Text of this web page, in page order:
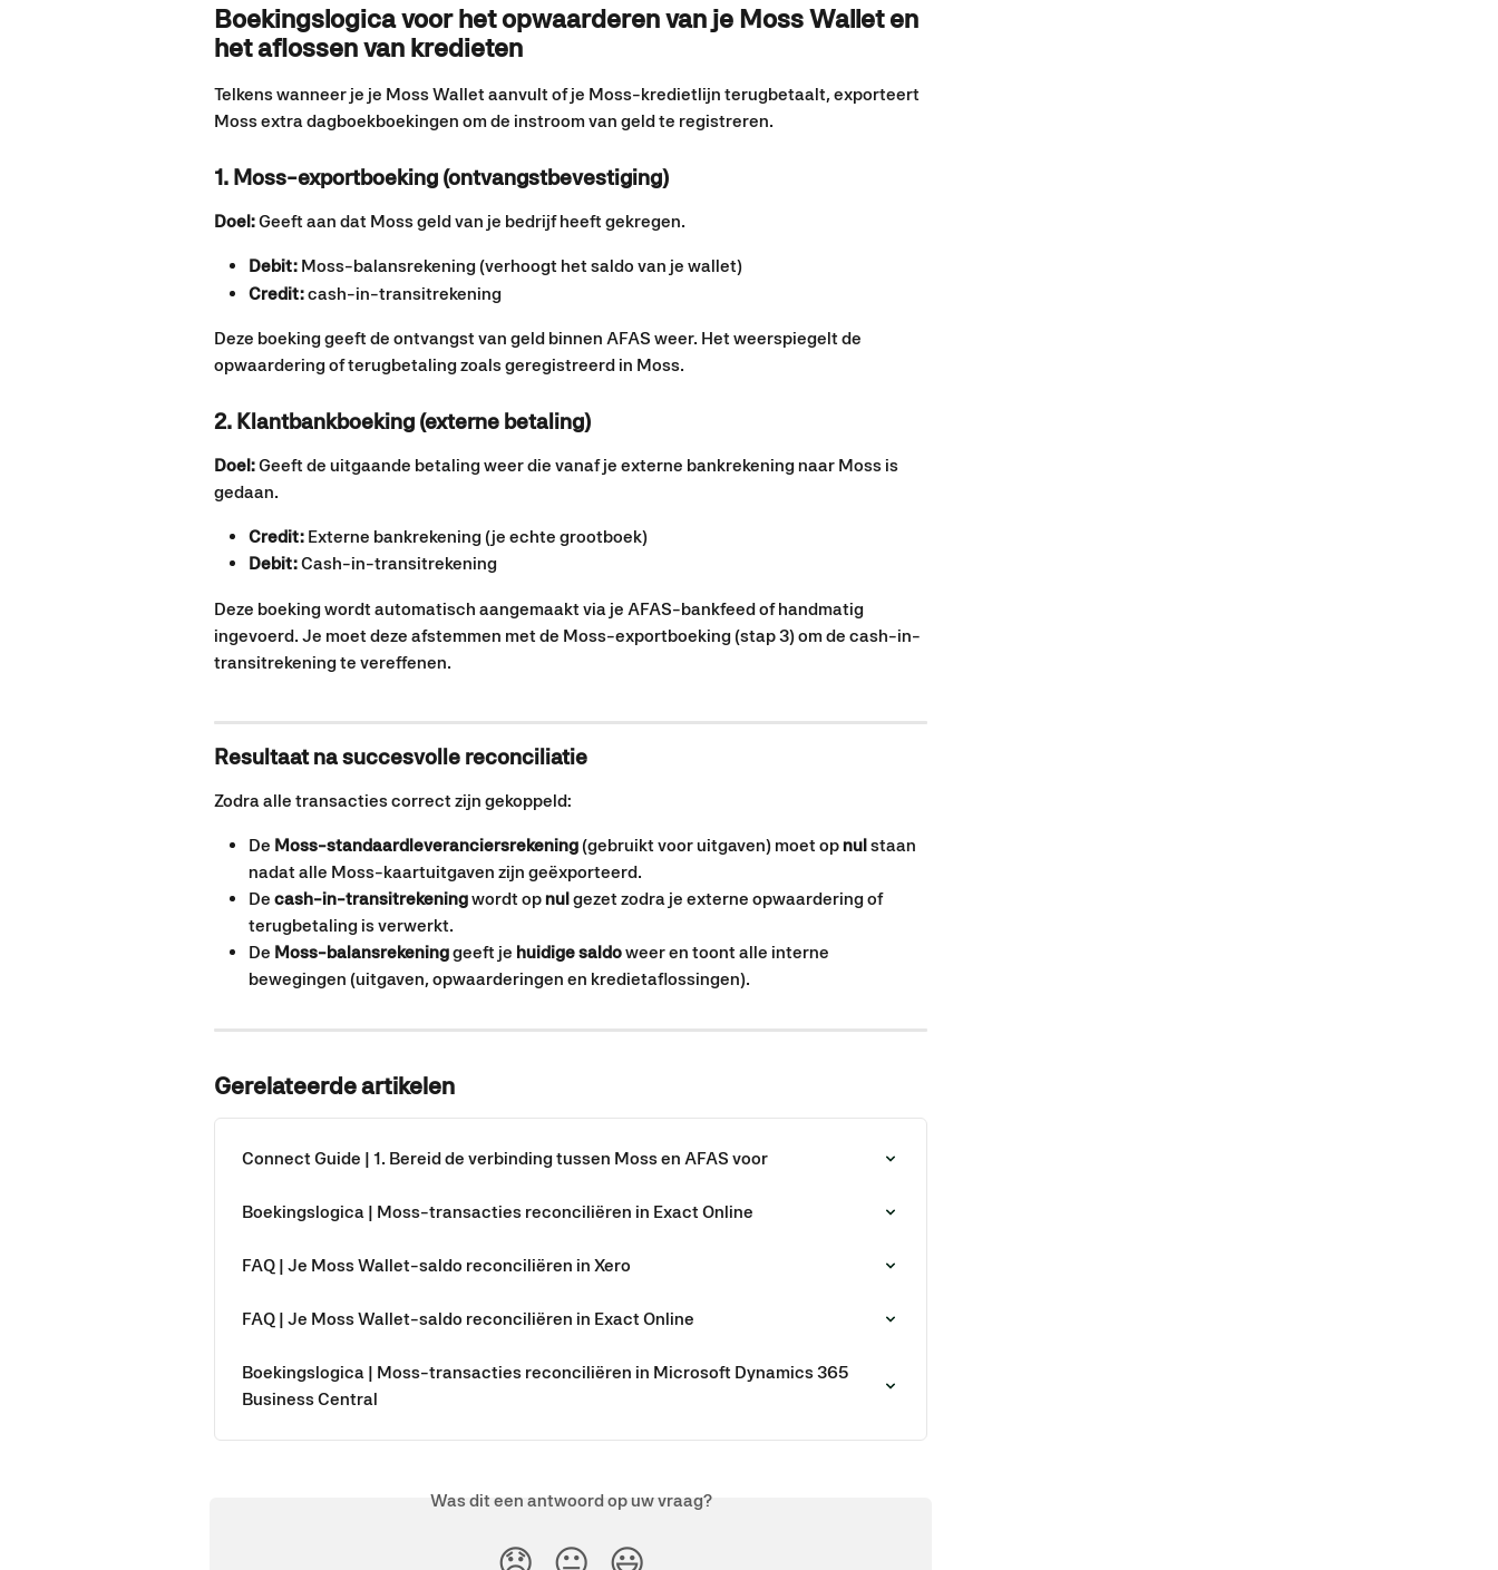
Boekingslogica voor het opwaarderen van je Moss Wallet en
het aflossen van kredieten
Telkens wanneer je je Moss Wallet aanvult of je Moss-kredietlijn terugbetaalt, exporteert
Moss extra dagboekboekingen om de instroom van geld te registreren.
1. Moss-exportboeking (ontvangstbevestiging)
Doel: Geeft aan dat Moss geld van je bedrijf heeft gekregen.
Debit: Moss-balansrekening (verhoogt het saldo van je wallet)
Credit: cash-in-transitrekening
Deze boeking geeft de ontvangst van geld binnen AFAS weer. Het weerspiegelt de
opwaardering of terugbetaling zoals geregistreerd in Moss.
2. Klantbankboeking (externe betaling)
Doel: Geeft de uitgaande betaling weer die vanaf je externe bankrekening naar Moss is
gedaan.
Credit: Externe bankrekening (je echte grootboek)
Debit: Cash-in-transitrekening
Deze boeking wordt automatisch aangemaakt via je AFAS-bankfeed of handmatig
ingevoerd. Je moet deze afstemmen met de Moss-exportboeking (stap 3) om de cash-in-
transitrekening te vereffenen.
Resultaat na succesvolle reconciliatie
Zodra alle transacties correct zijn gekoppeld:
De Moss-standaardleveranciersrekening (gebruikt voor uitgaven) moet op nul staan
nadat alle Moss-kaartuitgaven zijn geëxporteerd.
De cash-in-transitrekening wordt op nul gezet zodra je externe opwaardering of
terugbetaling is verwerkt.
De Moss-balansrekening geeft je huidige saldo weer en toont alle interne
bewegingen (uitgaven, opwaarderingen en kredietaflossingen).
Gerelateerde artikelen
Connect Guide | 1. Bereid de verbinding tussen Moss en AFAS voor
Boekingslogica | Moss-transacties reconciliëren in Exact Online
FAQ | Je Moss Wallet-saldo reconciliëren in Xero
FAQ | Je Moss Wallet-saldo reconciliëren in Exact Online
Boekingslogica | Moss-transacties reconciliëren in Microsoft Dynamics 365
Business Central
Was dit een antwoord op uw vraag?